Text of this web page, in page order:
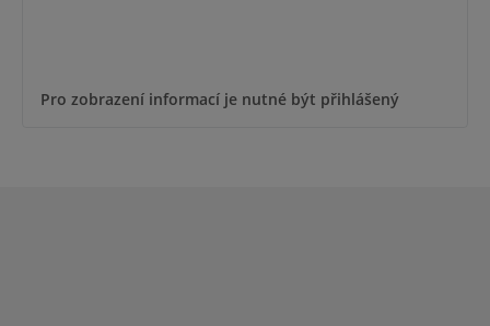
Pro zobrazení informací je nutné být přihlášený